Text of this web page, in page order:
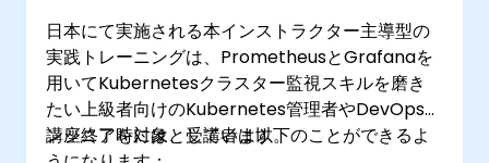
日本にて実施される本インストラクター主導型の
実践トレーニングは、PrometheusとGrafanaを
用いてKubernetesクラスター監視スキルを磨き
たい上級者向けのKubernetes管理者やDevOpsエ
ンジニアを対象としています。
​講座終了時には、受講者は以下のことができるよ